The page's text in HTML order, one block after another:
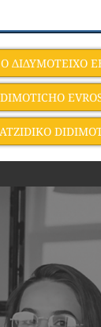
ΔΙΔΥΜΟΤΕΙΧΟ